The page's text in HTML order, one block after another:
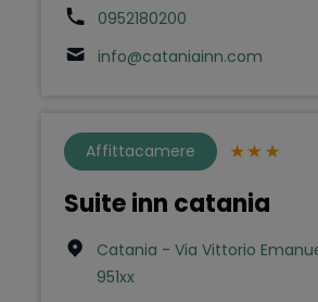
0952180200
info@cataniainn.com
Affittacamere
Suite inn catania
Catania - Via Vittorio
951xx